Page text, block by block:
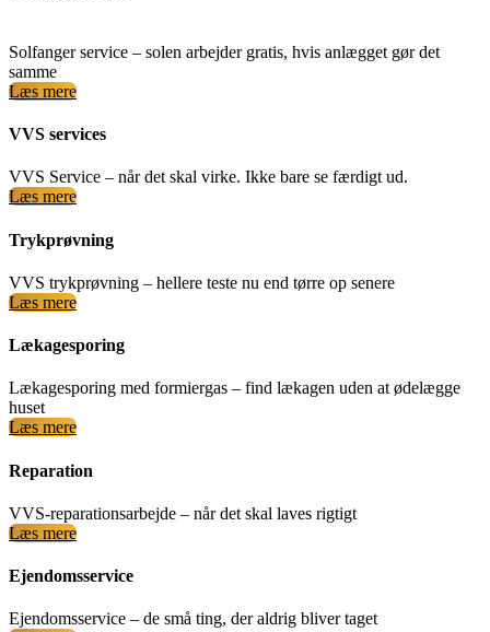
Solfanger service – solen arbejder gratis, hvis anlægget gør det
samme
Læs mere
VVS services
VVS Service – når det skal virke. Ikke bare se færdigt ud.
Læs mere
Trykprøvning
VVS trykprøvning – hellere teste nu end tørre op senere
Læs mere
Lækagesporing
Lækagesporing med formiergas – find lækagen uden at ødelægge
huset
Læs mere
Reparation
VVS-reparationsarbejde – når det skal laves rigtigt
Læs mere
Ejendomsservice
Ejendomsservice – de små ting, der aldrig bliver taget